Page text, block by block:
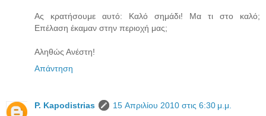
Ας κρατήσουμε αυτό: Καλό σημάδι! Μα τι στο καλό;
Επέλαση έκαμαν στην περιοχή μας;
Αληθώς Ανέστη!
Απάντηση
P. Kapodistrias
15 Απριλίου 2010 στις 6:30 μ.μ.